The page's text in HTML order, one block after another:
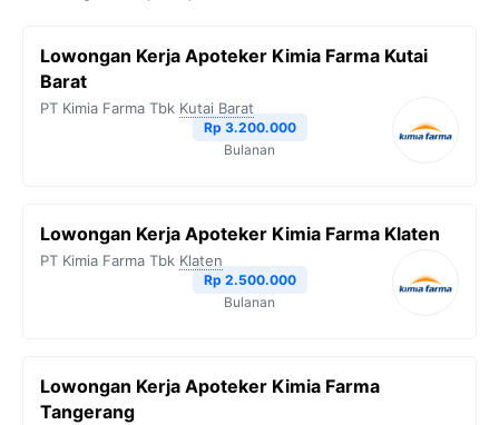
o
o
e
r
r
a
A
p
i
k
Lowongan Kerja Apoteker Kimia Farma Kutai
Barat
PT Kimia Farma Tbk Kutai Barat
Rp 3.200.000
Bulanan
Lowongan Kerja Apoteker Kimia Farma Klaten
PT Kimia Farma Tbk Klaten
Rp 2.500.000
Bulanan
Lowongan Kerja Apoteker Kimia Farma
Tangerang